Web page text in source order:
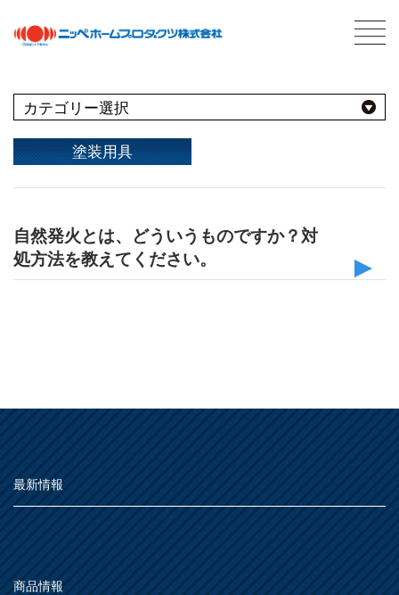
最新情報 NEWS
商品情報 PRODUCTS
会社案内 ABOUT US
会社概要
MOVIE
よくある質問 FAQ
Q&A集
用語集
お問い合わせ
SDGsについて SDGs
塗装用具
自然発火とは、どういうものですか？対
処方法を教えてください。
が、これら材料を廃棄する際に多くみられる現象で
す。
対処方法・・・塗料やワックスなどが付着した布・
シート・ダンボールなどは、必ず水で湿らせてから
廃棄してください。ビニール袋や容器で密封してし
まうなどの熱がこもる状態は避けてください。詳し
くは下記URLをご参照ください。
https://www.nipponpaint.co.jp/topics/hakka.html
よくあるBEST10
屋外
その他
トタン屋根
セメント・ベスト瓦屋根
木部
プラスチック製品
外壁・塀
コンクリート壁・リシン壁・サイディング壁・ブロック壁
屋内
ステンレス
室内壁・天井
ビニール壁紙・石膏ボード
砂壁・繊維壁
コンクリート・モルタル壁
木部
浴室
種類別
水性多用途
室内壁・浴室
鉄部・木部・アルミ(油性)
さび止め
か
さ
た
な
シーン別
雨天
木に塗る
最新情報
商品情報